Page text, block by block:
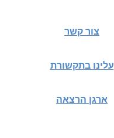
צור קשר
עלינו בתקשורת
ארגן הרצאה